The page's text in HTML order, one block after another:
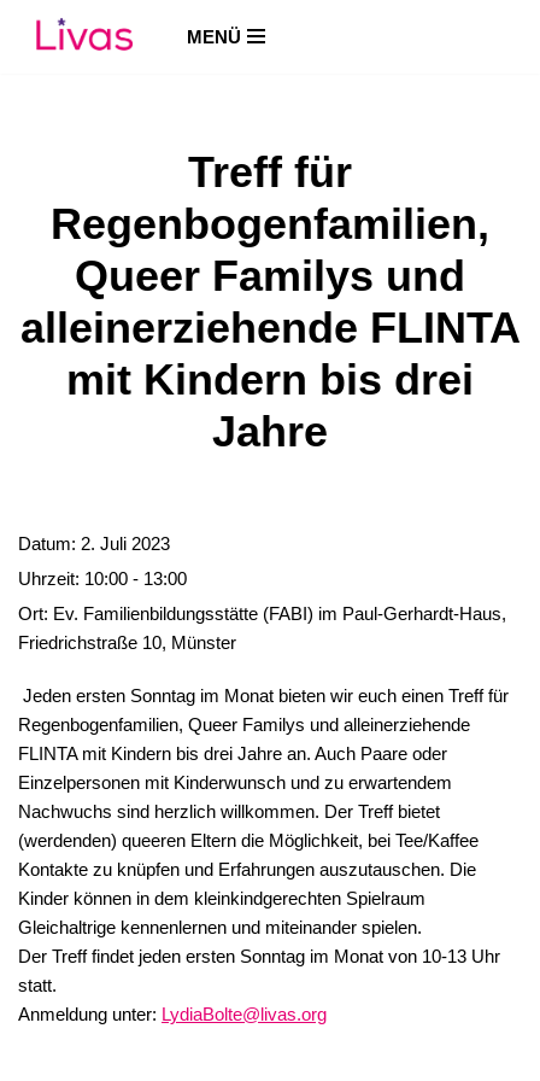
MENÜ
Treff für
Regenbogenfamilien,
Queer Familys und
alleinerziehende FLINTA
mit Kindern bis drei
Jahre
Datum: 2. Juli 2023
Uhrzeit: 10:00 - 13:00
Ort: Ev. Familienbildungsstätte (FABI) im Paul-Gerhardt-Haus,
Friedrichstraße 10, Münster
Jeden ersten Sonntag im Monat bieten wir euch einen Treff für
Regenbogenfamilien, Queer Familys und alleinerziehende
FLINTA mit Kindern bis drei Jahre an. Auch Paare oder
Einzelpersonen mit Kinderwunsch und zu erwartendem
Nachwuchs sind herzlich willkommen. Der Treff bietet
(werdenden) queeren Eltern die Möglichkeit, bei Tee/Kaffee
Kontakte zu knüpfen und Erfahrungen auszutauschen. Die
Kinder können in dem kleinkindgerechten Spielraum
Gleichaltrige kennenlernen und miteinander spielen.
Der Treff findet jeden ersten Sonntag im Monat von 10-13 Uhr
statt.
Anmeldung unter: LydiaBolte@livas.org